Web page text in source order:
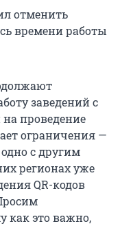
отменить
времени работы
заведений с
на проведение
ограничения —
с другим
регионах уже
QR-кодов
как это важно,